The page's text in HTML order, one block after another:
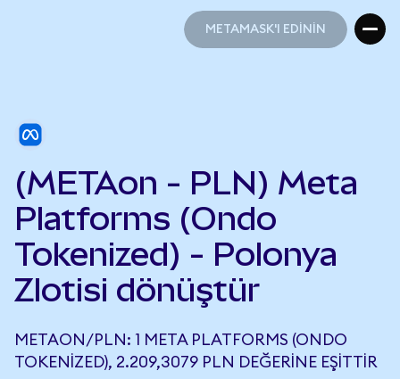
METAMASK'I EDİNİN
(METAon - PLN) Meta
Platforms (Ondo
Tokenized) - Polonya
Zlotisi dönüştür
METAON/PLN: 1 META PLATFORMS (ONDO
TOKENIZED), 2.209,3079 PLN DEĞERINE EŞITTIR